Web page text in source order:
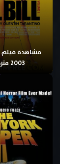
2003 مترجم اون